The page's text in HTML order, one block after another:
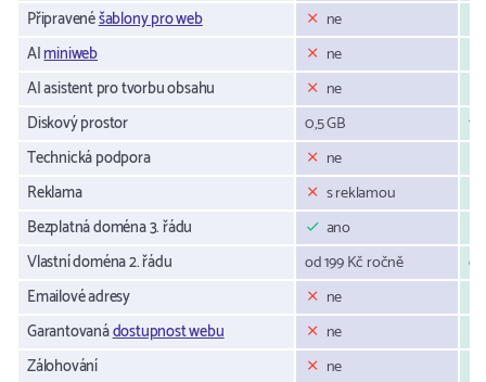
Připravenéšablony pro web
ne
AIminiweb
ne
AI asistent pro tvorbu obsahu
ne
Diskový prostor
0,5 GB
15
Technická podpora
ne
Reklama
s reklamou
Bezplatná doména 3. řádu
ano
Vlastní doména 2. řádu
od 199 Kč ročně
Emailové adresy
ne
Garantovanádostupnost webu
ne
Zálohování
ne